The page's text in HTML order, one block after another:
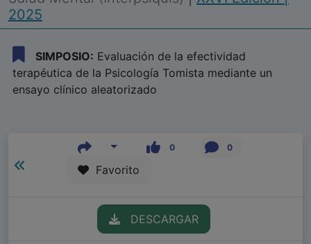
2025
SIMPOSIO: Evaluación de la efectividad
terapéutica de la Psicología Tomista mediante un
ensayo clínico aleatorizado
0 0
Favorito
DESCARGAR